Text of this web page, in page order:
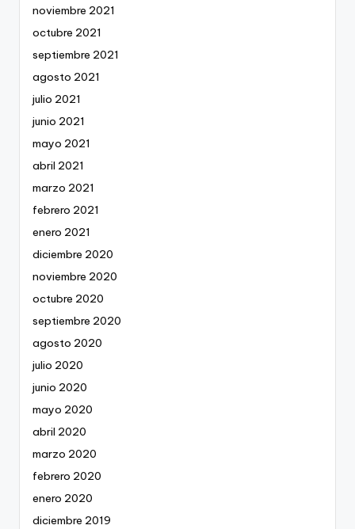
noviembre 2021
octubre 2021
septiembre 2021
agosto 2021
julio 2021
junio 2021
mayo 2021
abril 2021
marzo 2021
febrero 2021
enero 2021
diciembre 2020
noviembre 2020
octubre 2020
septiembre 2020
agosto 2020
julio 2020
junio 2020
mayo 2020
abril 2020
marzo 2020
febrero 2020
enero 2020
diciembre 2019